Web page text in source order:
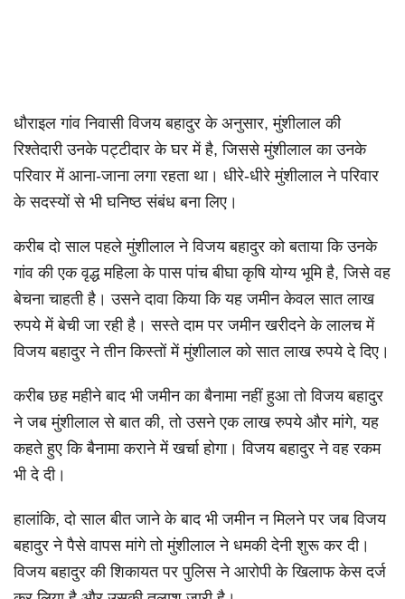
धौराइल गांव निवासी विजय बहादुर के अनुसार, मुंशीलाल की
रिश्तेदारी उनके पट्टीदार के घर में है, जिससे मुंशीलाल का उनके
परिवार में आना-जाना लगा रहता था। धीरे-धीरे मुंशीलाल ने परिवार
के सदस्यों से भी घनिष्ठ संबंध बना लिए।
करीब दो साल पहले मुंशीलाल ने विजय बहादुर को बताया कि उनके
गांव की एक वृद्ध महिला के पास पांच बीघा कृषि योग्य भूमि है, जिसे वह
बेचना चाहती है। उसने दावा किया कि यह जमीन केवल सात लाख
रुपये में बेची जा रही है। सस्ते दाम पर जमीन खरीदने के लालच में
विजय बहादुर ने तीन किस्तों में मुंशीलाल को सात लाख रुपये दे दिए।
करीब छह महीने बाद भी जमीन का बैनामा नहीं हुआ तो विजय बहादुर
ने जब मुंशीलाल से बात की, तो उसने एक लाख रुपये और मांगे, यह
कहते हुए कि बैनामा कराने में खर्चा होगा। विजय बहादुर ने वह रकम
भी दे दी।
हालांकि, दो साल बीत जाने के बाद भी जमीन न मिलने पर जब विजय
बहादुर ने पैसे वापस मांगे तो मुंशीलाल ने धमकी देनी शुरू कर दी।
विजय बहादुर की शिकायत पर पुलिस ने आरोपी के खिलाफ केस दर्ज